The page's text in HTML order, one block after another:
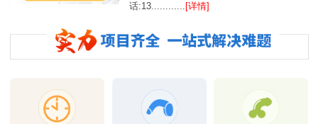
话:13............
[详情]